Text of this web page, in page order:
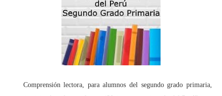
Comprensión lectora, para alumnos del segundo grado primaria,